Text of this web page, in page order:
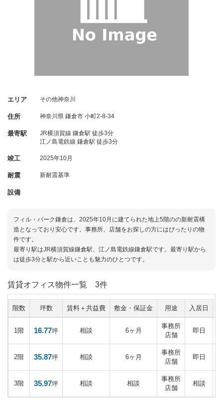
エリア その他神奈川
住所 神奈川県 鎌倉市 小町2-8-34
最寄駅
JR横須賀線 鎌倉駅 徒歩3分
江ノ島電鉄線 鎌倉駅 徒歩3分
竣工 2025年10月
耐震 新耐震基準
設備
フィル・パーク鎌倉は、2025年10月に建てられた地上5階のの新耐震構
造となっており安心です。事務所、店舗をお探しの方にはぴったりの物
件です。
最寄り駅はJR横須賀線鎌倉駅、江ノ島電鉄線鎌倉駅です。最寄り駅から
は徒歩3分と駅から近いことも魅力のひとつです。
賃貸オフィス物件一覧 3件
階数 坪数 賃料＋共益費 敷金・保証金 用途 入居日
1階 16.77坪 相談 6ヶ月
事務所
店舗
即日
2階 35.87坪 相談 6ヶ月
事務所
店舗
即日
3階 35.97坪 相談 相談
事務所
店舗
相談